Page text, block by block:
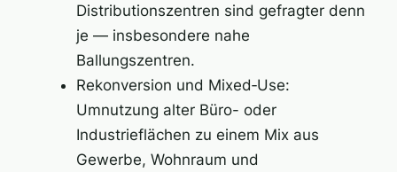
Distributionszentren sind gefragter denn
je — insbesondere nahe
Ballungszentren.
Rekonversion und Mixed‑Use:
Umnutzung alter Büro- oder
Industrieflächen zu einem Mix aus
Gewerbe, Wohnraum und